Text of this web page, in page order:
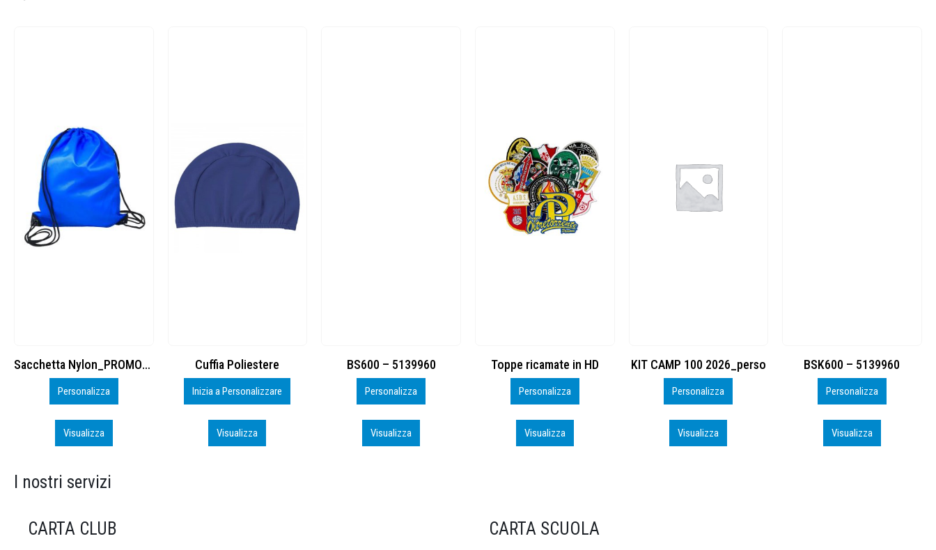
Cuffia Poliestere
Inizia a Personalizzare
Visualizza
BS600 – 5139960
Personalizza
Visualizza
Toppe ricamate in HD
Personalizza
Visualizza
KIT CAMP 100 2026_perso
Personalizza
Visualizza
BSK600 – 5139960
Personalizza
Visualizza
DTF
Personalizza
Visualizza
I nostri servizi
CARTA CLUB CARTA SCUOLA